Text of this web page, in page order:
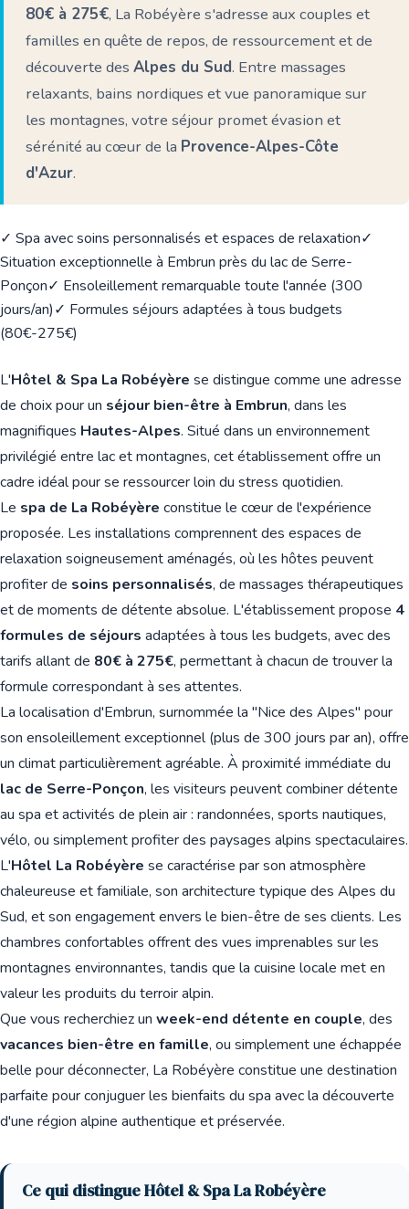
80€ à 275€, La Robéyère s'adresse aux couples et
familles en quête de repos, de ressourcement et de
découverte des Alpes du Sud. Entre massages
relaxants, bains nordiques et vue panoramique sur
les montagnes, votre séjour promet évasion et
sérénité au cœur de la Provence-Alpes-Côte
d'Azur.
✓ Spa avec soins personnalisés et espaces de relaxation✓
Situation exceptionnelle à Embrun près du lac de Serre-
Ponçon✓ Ensoleillement remarquable toute l'année (300
jours/an)✓ Formules séjours adaptées à tous budgets
(80€-275€)
L'Hôtel & Spa La Robéyère se distingue comme une adresse
de choix pour un séjour bien-être à Embrun, dans les
magnifiques Hautes-Alpes. Situé dans un environnement
privilégié entre lac et montagnes, cet établissement offre un
cadre idéal pour se ressourcer loin du stress quotidien.
Le spa de La Robéyère constitue le cœur de l'expérience
proposée. Les installations comprennent des espaces de
relaxation soigneusement aménagés, où les hôtes peuvent
profiter de soins personnalisés, de massages thérapeutiques
et de moments de détente absolue. L'établissement propose 4
formules de séjours adaptées à tous les budgets, avec des
tarifs allant de 80€ à 275€, permettant à chacun de trouver la
formule correspondant à ses attentes.
La localisation d'Embrun, surnommée la "Nice des Alpes" pour
son ensoleillement exceptionnel (plus de 300 jours par an), offre
un climat particulièrement agréable. À proximité immédiate du
lac de Serre-Ponçon, les visiteurs peuvent combiner détente
au spa et activités de plein air : randonnées, sports nautiques,
vélo, ou simplement profiter des paysages alpins spectaculaires.
L'Hôtel La Robéyère se caractérise par son atmosphère
chaleureuse et familiale, son architecture typique des Alpes du
Sud, et son engagement envers le bien-être de ses clients. Les
chambres confortables offrent des vues imprenables sur les
montagnes environnantes, tandis que la cuisine locale met en
valeur les produits du terroir alpin.
Que vous recherchiez un week-end détente en couple, des
vacances bien-être en famille, ou simplement une échappée
belle pour déconnecter, La Robéyère constitue une destination
parfaite pour conjuguer les bienfaits du spa avec la découverte
d'une région alpine authentique et préservée.
Ce qui distingue Hôtel & Spa La Robéyère